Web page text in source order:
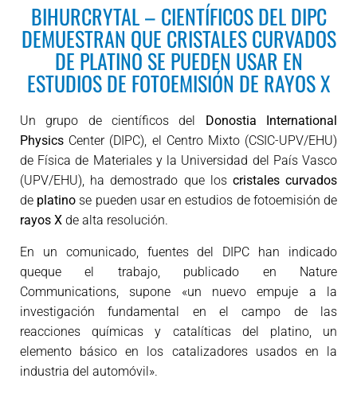
BIHURCRYTAL – CIENTÍFICOS DEL DIPC
DEMUESTRAN QUE CRISTALES CURVADOS
DE PLATINO SE PUEDEN USAR EN
ESTUDIOS DE FOTOEMISIÓN DE RAYOS X
Un grupo de científicos del
Donostia International
Physics Center (DIPC), el Centro Mixto (CSIC-UPV/EHU)
de Física de Materiales y la Universidad del País Vasco
(UPV/EHU), ha demostrado que los cristales curvados
de platino se pueden usar en estudios de fotoemisión de
rayos X de alta resolución.
En un comunicado, fuentes del DIPC han indicado
queque el trabajo, publicado en Nature
Communications, supone «un nuevo empuje a la
investigación fundamental en el campo de las
reacciones químicas y catalíticas del platino, un
elemento básico en los catalizadores usados en la
industria del automóvil».